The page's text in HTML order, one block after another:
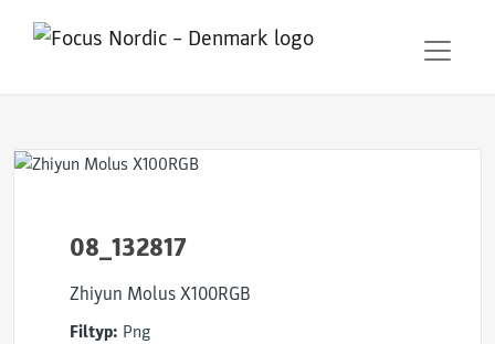
08_132817
Zhiyun Molus X100RGB
Filtyp: Png